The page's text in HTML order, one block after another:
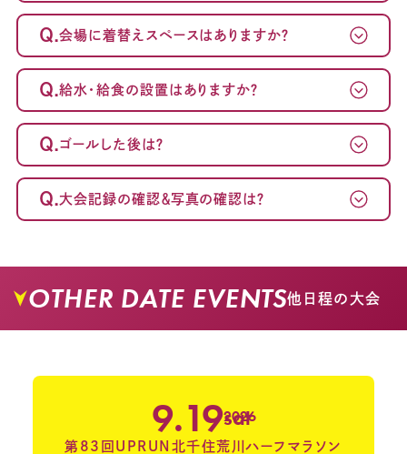
Q.会場に着替えスペースはありますか？
Q.給水・給食の設置はありますか？
Q.ゴールした後は？
Q.大会記録の確認＆写真の確認は？
OTHER DATE EVENTS他日程の大会
9.192026
sat
第83回UPRUN北千住荒川ハーフマラソン